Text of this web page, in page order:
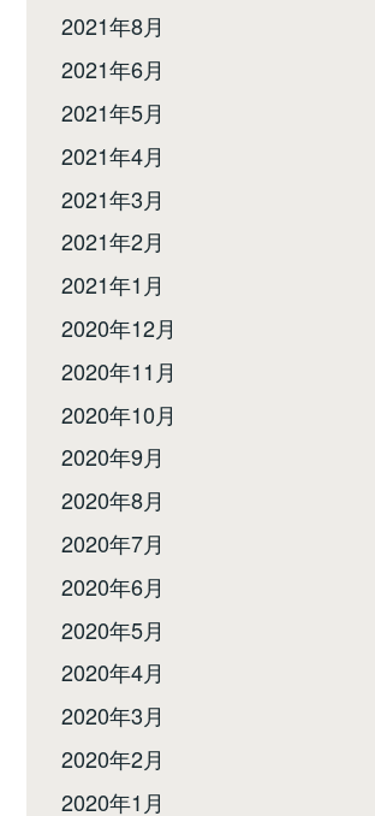
2021年8月
2021年6月
2021年5月
2021年4月
2021年3月
2021年2月
2021年1月
2020年12月
2020年11月
2020年10月
2020年9月
2020年8月
2020年7月
2020年6月
2020年5月
2020年4月
2020年3月
2020年2月
2020年1月